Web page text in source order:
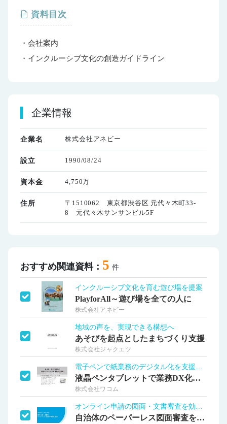
資料目次
・会社案内
・インクルーシブ文化の創造ガイドライン
企業情報
企業名 株式会社アネビー
設立 1990/08/24
資本金 4,750万
住所
〒1510062 東京都渋谷区 元代々木町33-
8 元代々木サンサンビル5F
おすすめ関連資料： 5 件
インクルーシブ文化を育む遊び場を提案
PlayforAll～遊び場を全ての人に
株式会社アネビー
地域の声を、実現できる構想へ
あそびを起点としたまちづくり支援
株式会社ジャクエツ
液晶ペンタブレットで業務DX化導入事例
株式会社ワコム
自治体のペーパーレス図面審査を実現